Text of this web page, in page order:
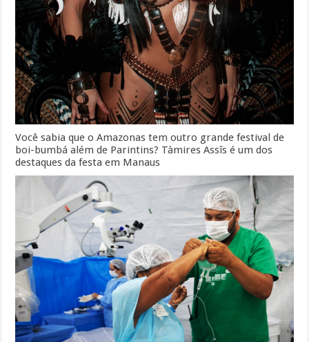
Você sabia que o Amazonas tem outro grande festival de
boi-bumbá além de Parintins? Tàmires Assîs é um dos
destaques da festa em Manaus